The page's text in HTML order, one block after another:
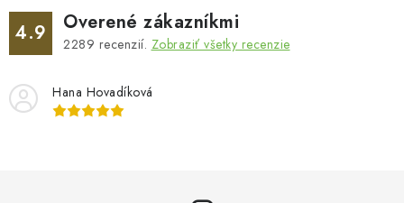
v
ý
i
s
4.9 Overené zákazníkmi
2289 recenzií. Zobraziť všetky recenzie
Hana Hovadíková